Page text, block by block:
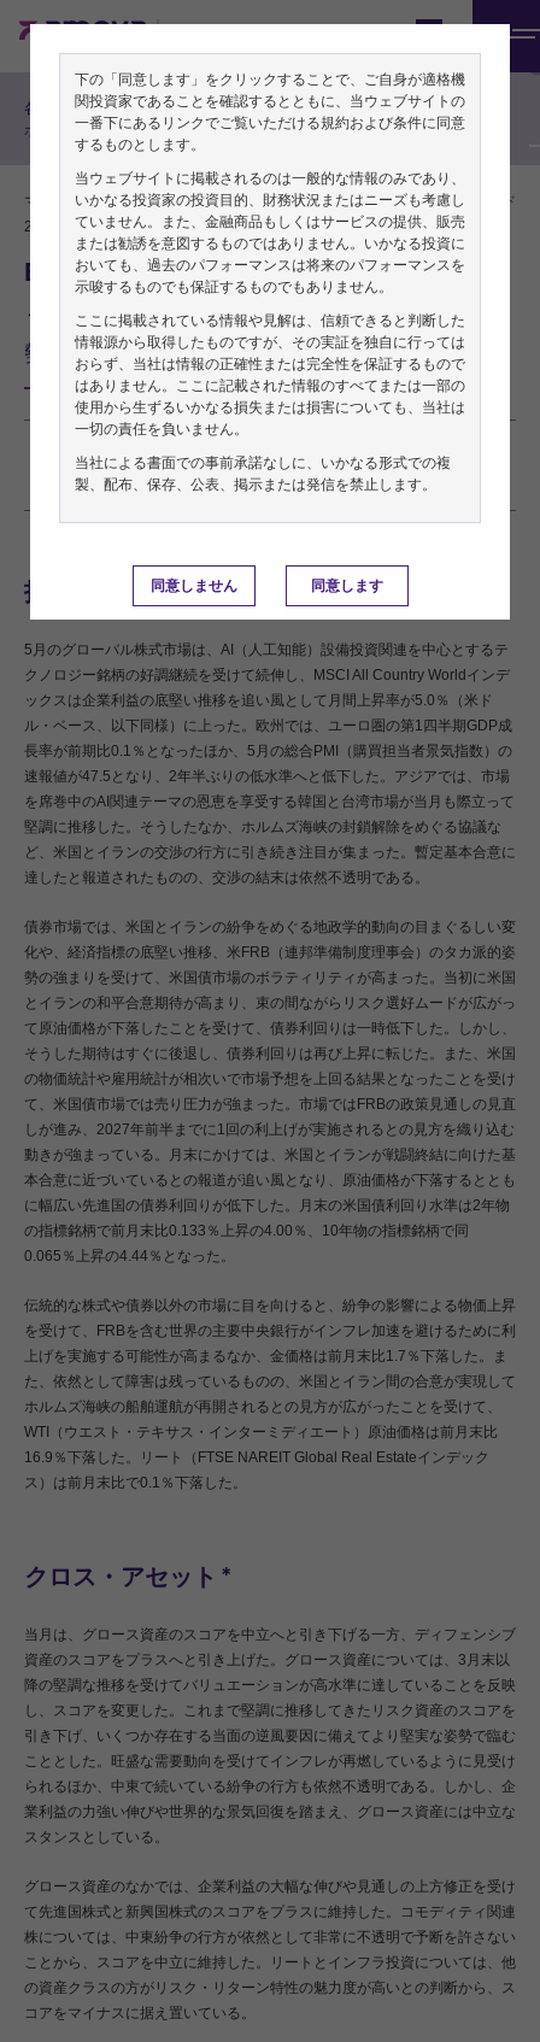
マルチアセット戦略、その他
各戦略チームによるリサーチレ
ポート
マルチアセット・チーム
2026年06月25日
PDFをダウンロード
Balancing Act 2026年6月
～利益確定の機会を捉えつつディフェンシブな姿
勢を維持～
本稿は2026年6月23日発行の英語レポート「 Balancing Act 」の日本語訳です。内
容については英語による原本が日本語版に優先します。
投資環境概観
5月のグローバル株式市場は、AI（人工知能）設備投資関連を中心とするテ
クノロジー銘柄の好調継続を受けて続伸し、MSCI All Country Worldインデ
ックスは企業利益の底堅い推移を追い風として月間上昇率が5.0％（米ド
ル・ベース、以下同様）に上った。欧州では、ユーロ圏の第1四半期GDP成
長率が前期比0.1％となったほか、5月の総合PMI（購買担当者景気指数）の
速報値が47.5となり、2年半ぶりの低水準へと低下した。アジアでは、市場
を席巻中のAI関連テーマの恩恵を享受する韓国と台湾市場が当月も際立って
堅調に推移した。そうしたなか、ホルムズ海峡の封鎖解除をめぐる協議な
ど、米国とイランの交渉の行方に引き続き注目が集まった。暫定基本合意に
達したと報道されたものの、交渉の結末は依然不透明である。
債券市場では、米国とイランの紛争をめぐる地政学的動向の目まぐるしい変
化や、経済指標の底堅い推移、米FRB（連邦準備制度理事会）のタカ派的姿
勢の強まりを受けて、米国債市場のボラティリティが高まった。当初に米国
とイランの和平合意期待が高まり、束の間ながらリスク選好ムードが広がっ
て原油価格が下落したことを受けて、債券利回りは一時低下した。しかし、
そうした期待はすぐに後退し、債券利回りは再び上昇に転じた。また、米国
の物価統計や雇用統計が相次いで市場予想を上回る結果となったことを受け
て、米国債市場では売り圧力が強まった。市場ではFRBの政策見通しの見直
しが進み、2027年前半までに1回の利上げが実施されるとの見方を織り込む
動きが強まっている。月末にかけては、米国とイランが戦闘終結に向けた基
本合意に近づいているとの報道が追い風となり、原油価格が下落するととも
に幅広い先進国の債券利回りが低下した。月末の米国債利回り水準は2年物
の指標銘柄で前月末比0.133％上昇の4.00％、10年物の指標銘柄で同
0.065％上昇の4.44％となった。
伝統的な株式や債券以外の市場に目を向けると、紛争の影響による物価上昇
を受けて、FRBを含む世界の主要中央銀行がインフレ加速を避けるために利
上げを実施する可能性が高まるなか、金価格は前月末比1.7％下落した。ま
た、依然として障害は残っているものの、米国とイラン間の合意が実現して
ホルムズ海峡の船舶運航が再開されるとの見方が広がったことを受けて、
WTI（ウエスト・テキサス・インターミディエート）原油価格は前月末比
16.9％下落した。リート（FTSE NAREIT Global Real Estateインデック
ス）は前月末比で0.1％下落した。
クロス・アセット ＊
当月は、グロース資産のスコアを中立へと引き下げる一方、ディフェンシブ
資産のスコアをプラスへと引き上げた。グロース資産については、3月末以
降の堅調な推移を受けてバリュエーションが高水準に達していることを反映
し、スコアを変更した。これまで堅調に推移してきたリスク資産のスコアを
引き下げ、いくつか存在する当面の逆風要因に備えてより堅実な姿勢で臨む
こととした。旺盛な需要動向を受けてインフレが再燃しているように見受け
られるほか、中東で続いている紛争の行方も依然不透明である。しかし、企
業利益の力強い伸びや世界的な景気回復を踏まえ、グロース資産には中立な
スタンスとしている。
グロース資産のなかでは、企業利益の大幅な伸びや見通しの上方修正を受け
て先進国株式と新興国株式のスコアをプラスに維持した。コモディティ関連
株については、中東紛争の行方が依然として非常に不透明で予断を許さない
ことから、スコアを中立に維持した。リートとインフラ投資については、他
の資産クラスの方がリスク・リターン特性の魅力度が高いとの判断から、ス
コアをマイナスに据え置いている。
下の「同意します」をクリックすることで、ご自身が適格機
関投資家であることを確認するとともに、当ウェブサイトの
一番下にあるリンクでご覧いただける規約および条件に同意
するものとします。
当ウェブサイトに掲載されるのは一般的な情報のみであり、
いかなる投資家の投資目的、財務状況またはニーズも考慮し
ていません。また、金融商品もしくはサービスの提供、販売
または勧誘を意図するものではありません。いかなる投資に
おいても、過去のパフォーマンスは将来のパフォーマンスを
示唆するものでも保証するものでもありません。
ここに掲載されている情報や見解は、信頼できると判断した
情報源から取得したものですが、その実証を独自に行っては
おらず、当社は情報の正確性または完全性を保証するもので
はありません。ここに記載された情報のすべてまたは一部の
使用から生ずるいかなる損失または損害についても、当社は
一切の責任を負いません。
当社による書面での事前承諾なしに、いかなる形式での複
製、配布、保存、公表、掲示または発信を禁止します。
同意しません 同意します